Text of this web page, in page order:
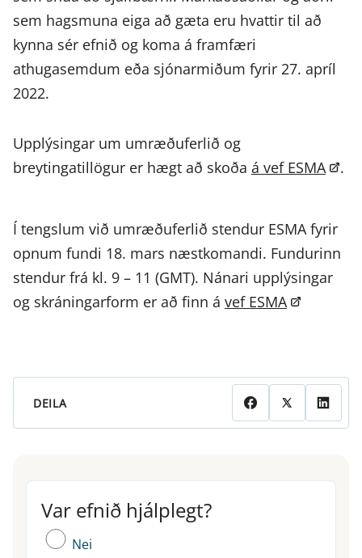
sem hagsmuna eiga að gæta eru hvattir til að
kynna sér efnið og koma á framfæri
athugasemdum eða sjónarmiðum fyrir 27. apríl
2022.
Upplýsingar um umræðuferlið og
breytingatillögur er hægt að skoða á vef ESMA .
Í tengslum við umræðuferlið stendur ESMA fyrir
opnum fundi 18. mars næstkomandi. Fundurinn
stendur frá kl. 9 – 11 (GMT). Nánari upplýsingar
og skráningarform er að finn á vef ESMA
DEILA
Var efnið hjálplegt?
Var efnið hjálplegt?
Nei